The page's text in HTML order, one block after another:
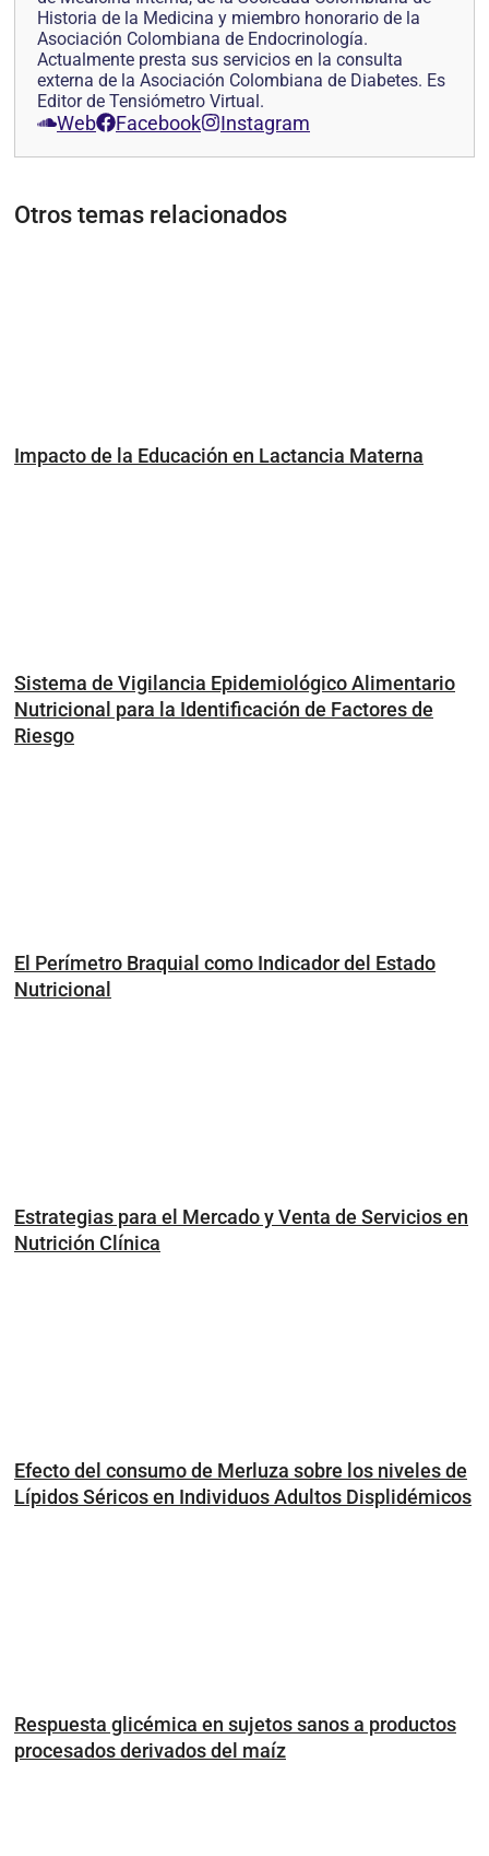
Historia de la Medicina y miembro honorario de la
Asociación Colombiana de Endocrinología.
Actualmente presta sus servicios en la consulta
externa de la Asociación Colombiana de Diabetes. Es
Editor de Tensiómetro Virtual.
Web Facebook Instagram
Otros temas relacionados
Impacto de la Educación en Lactancia Materna
Sistema de Vigilancia Epidemiológico Alimentario
Nutricional para la Identificación de Factores de
Riesgo
El Perímetro Braquial como Indicador del Estado
Nutricional
Estrategias para el Mercado y Venta de Servicios en
Nutrición Clínica
Efecto del consumo de Merluza sobre los niveles de
Lípidos Séricos en Individuos Adultos Displidémicos
Respuesta glicémica en sujetos sanos a productos
procesados derivados del maíz